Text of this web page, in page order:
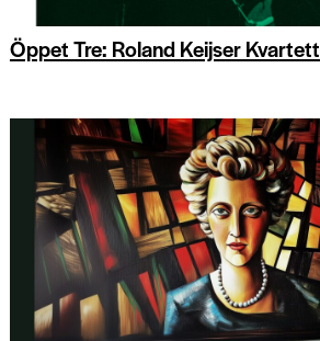
Öppet Tre: Roland Keijser Kvartett